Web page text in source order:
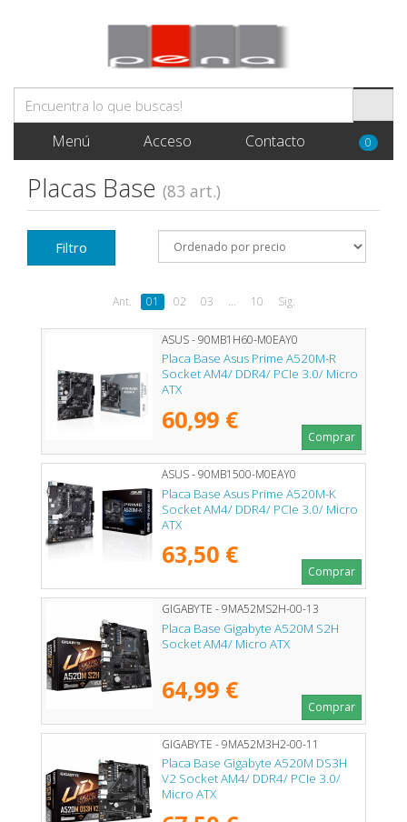
Menú Acceso Contacto 0
Placas Base (83 art.)
Filtro
Ant. 01 02 03 ... 10 Sig.
ASUS - 90MB1H60-M0EAY0
Placa Base Asus Prime A520M-R
Socket AM4/ DDR4/ PCIe 3.0/ Micro
ATX
60,99 €
Comprar
ASUS - 90MB1500-M0EAY0
Placa Base Asus Prime A520M-K
Socket AM4/ DDR4/ PCIe 3.0/ Micro
ATX
63,50 €
Comprar
GIGABYTE - 9MA52MS2H-00-13
Placa Base Gigabyte A520M S2H
Socket AM4/ Micro ATX
64,99 €
Comprar
GIGABYTE - 9MA52M3H2-00-11
Placa Base Gigabyte A520M DS3H
V2 Socket AM4/ DDR4/ PCIe 3.0/
Micro ATX